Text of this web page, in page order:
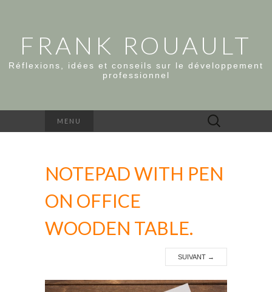
FRANK ROUAULT
Réflexions, idées et conseils sur le développement
professionnel
MENU Rechercher :
NOTEPAD WITH PEN
ON OFFICE
WOODEN TABLE.
SUIVANT →